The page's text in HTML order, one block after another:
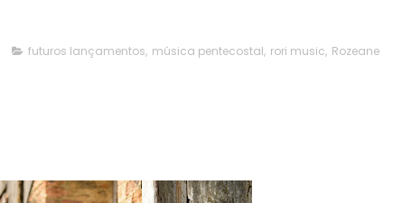
futuros lançamentos, música pentecostal, rori music, Rozeane